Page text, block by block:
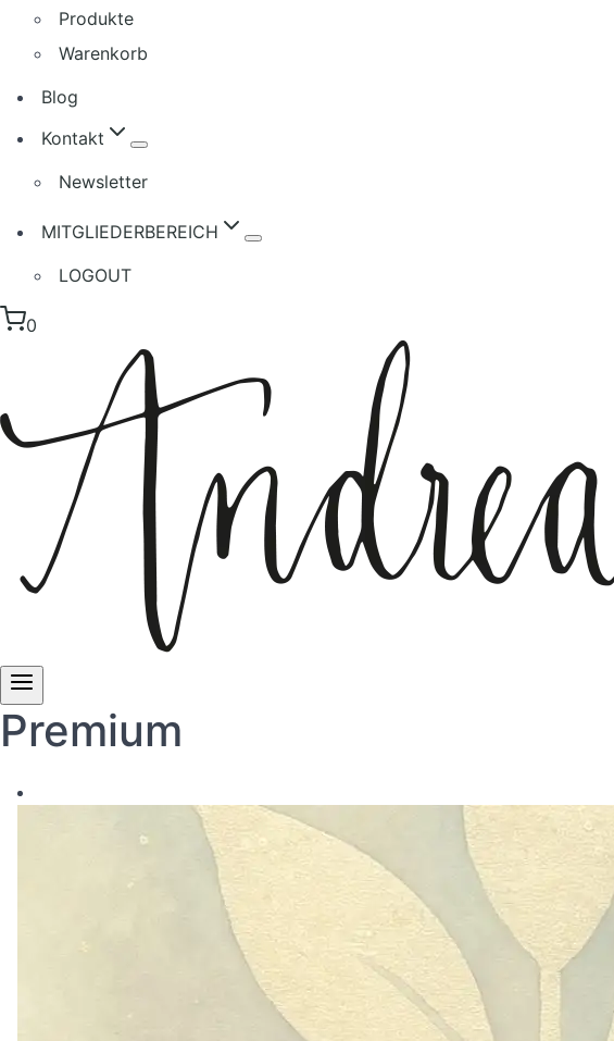
Produkte
Warenkorb
Blog
Kontakt
Newsletter
MITGLIEDERBEREICH
LOGOUT
0
Premium